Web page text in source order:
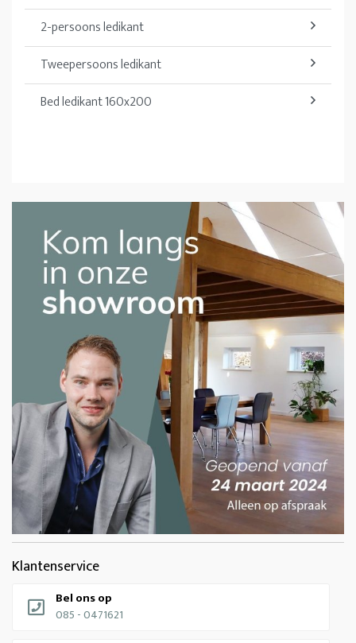
Klantenservice
Bel ons op
085 - 0471621
2-persoons ledikant
Tweepersoons ledikant
Bed ledikant 160x200